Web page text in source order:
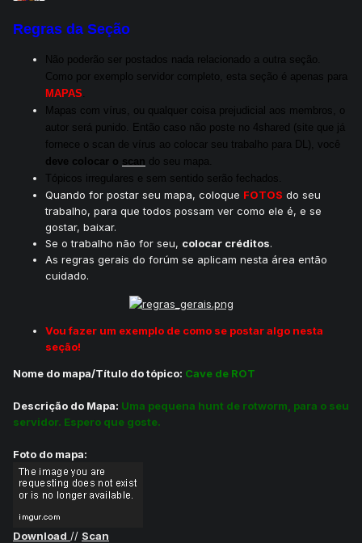
Regras da Seção
Não poderão ser postados nada relacionado a outra seção.
Como por exemplo servidor completo, esta seção é apenas para
MAPAS.
Mapas com vírus, ou qualquer coisa prejudicial aos membros, o
autor será punido. Então caso não poste no 4shared (site que já
fornece o scan de vírus ao colocar seu trabalho para DL), você
deve colocar o scan do seu mapa.
Tópicos irregulares e sem sentido serão fechados.
Quando for postar seu mapa, coloque FOTOS do seu
trabalho, para que todos possam ver como ele é, e se
gostar, baixar.
Se o trabalho não for seu, colocar créditos.
As regras gerais do forúm se aplicam nesta área então
cuidado.
Vou fazer um exemplo de como se postar algo nesta
seção!
Nome do mapa/Título do tópico: Cave de ROT
Descrição do Mapa: Uma pequena hunt de rotworm, para o seu
servidor. Espero que goste.
Foto do mapa:
Download // Scan